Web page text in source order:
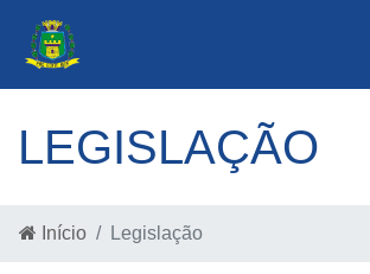
LEGISLAÇÃO
Início Legislação